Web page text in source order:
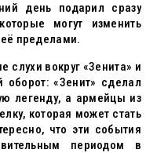
день подарил сразу
могут изменить
пределами.
вокруг «Зенита» и
«Зенит» сделал
легенду, а армейцы из
которая может стать
что эти события
периодом в